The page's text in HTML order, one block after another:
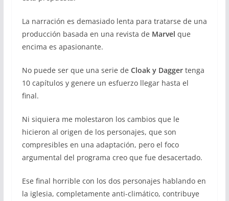
La narración es demasiado lenta para tratarse de una
producción basada en una revista de Marvel que
encima es apasionante.
No puede ser que una serie de Cloak y Daggertenga
10 capítulos y genere un esfuerzo llegar hasta el
final.
Ni siquiera me molestaron los cambios que le
hicieron al origen de los personajes, que son
compresibles en una adaptación, pero el foco
argumental del programa creo que fue desacertado.
Ese final horrible con los dos personajes hablando en
la iglesia, completamente anti-climático, contribuye